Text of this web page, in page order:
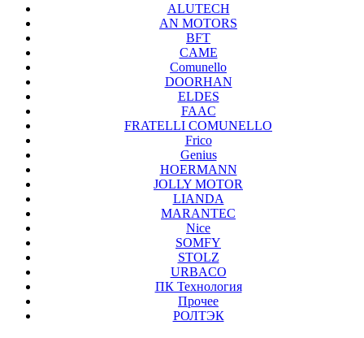
ALUTECH
AN MOTORS
BFT
CAME
Comunello
DOORHAN
ELDES
FAAC
FRATELLI COMUNELLO
Frico
Genius
HOERMANN
JOLLY MOTOR
LIANDA
MARANTEC
Nice
SOMFY
STOLZ
URBACO
ПК Технология
Прочее
РОЛТЭК